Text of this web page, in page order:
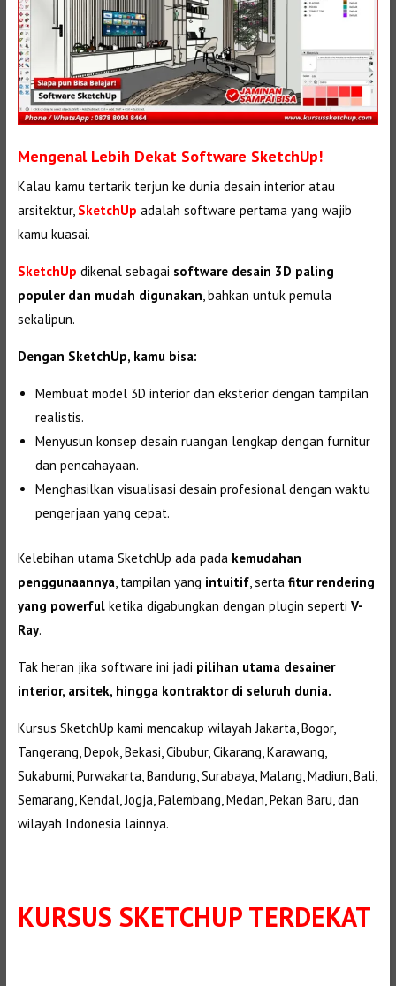
Mengenal Lebih Dekat Software SketchUp!
Kalau kamu tertarik terjun ke dunia desain interior atau
arsitektur, SketchUp adalah software pertama yang wajib
kamu kuasai.
SketchUp dikenal sebagai software desain 3D paling
populer dan mudah digunakan , bahkan untuk pemula
sekalipun.
Dengan SketchUp, kamu bisa:
Membuat model 3D interior dan eksterior dengan tampilan
realistis.
Menyusun konsep desain ruangan lengkap dengan furnitur
dan pencahayaan.
Menghasilkan visualisasi desain profesional dengan waktu
pengerjaan yang cepat.
Kelebihan utama SketchUp ada pada kemudahan
penggunaannya , tampilan yang intuitif, serta fitur rendering
yang powerfulketika digabungkan dengan plugin seperti V-
Ray.
Tak heran jika software ini jadi pilihan utama desainer
interior, arsitek, hingga kontraktor di seluruh dunia.
Kursus SketchUp kami mencakup wilayah Jakarta, Bogor,
Tangerang, Depok, Bekasi, Cibubur, Cikarang, Karawang,
Sukabumi, Purwakarta, Bandung, Surabaya, Malang, Madiun, Bali,
Semarang, Kendal, Jogja, Palembang, Medan, Pekan Baru, dan
wilayah Indonesia lainnya.
KURSUS SKETCHUP TERDEKAT